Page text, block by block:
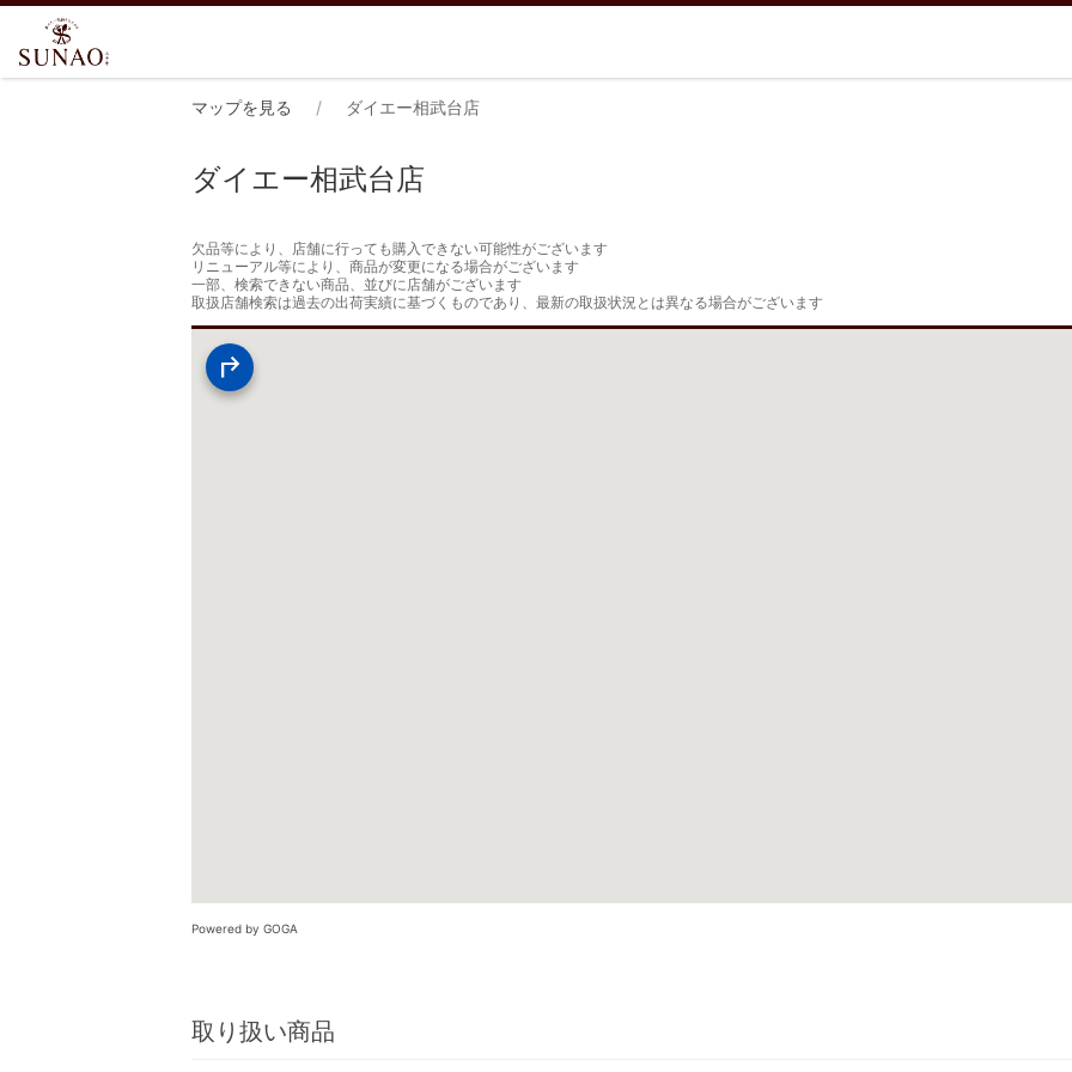
マップを見る ダイエー相武台店
ダイエー相武台店
欠品等により、店舗に行っても購入できない可能性がございます
リニューアル等により、商品が変更になる場合がございます
一部、検索できない商品、並びに店舗がございます
取扱店舗検索は過去の出荷実績に基づくものであり、最新の取扱状況とは異なる場合がございます
Powered by GOGA
取り扱い商品